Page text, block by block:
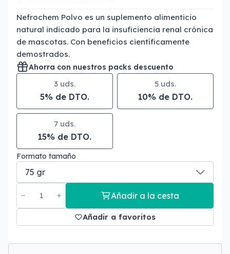
Nefrochem Polvo es un suplemento alimenticio
natural indicado para la insuficiencia renal crónica
de mascotas. Con beneficios científicamente
demostrados.
Ahorra con nuestros packs descuento
3 uds.
5% de DTO.
5 uds.
10% de DTO.
7 uds.
15% de DTO.
Formato tamaño
Añadir a la cesta
Añadir a favoritos